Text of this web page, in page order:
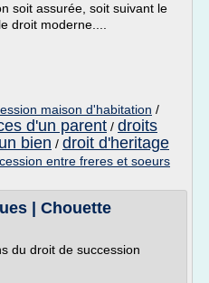
soit assurée, soit suivant le
droit moderne....
maison d'habitation /
d'un parent / droits
bien / droit d'heritage
entre freres et soeurs
| Chouette
du droit de succession